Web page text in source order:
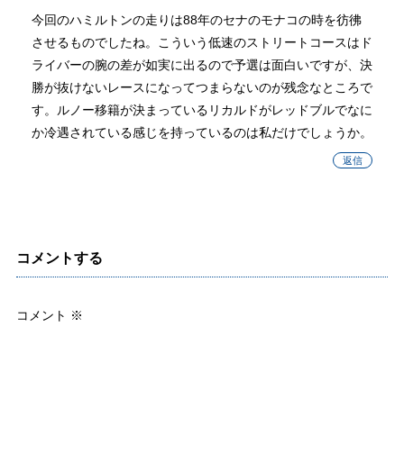
今回のハミルトンの走りは88年のセナのモナコの時を彷彿
させるものでしたね。こういう低速のストリートコースはド
ライバーの腕の差が如実に出るので予選は面白いですが、決
勝が抜けないレースになってつまらないのが残念なところで
す。ルノー移籍が決まっているリカルドがレッドブルでなに
か冷遇されている感じを持っているのは私だけでしょうか。
返信
コメントする
コメント ※